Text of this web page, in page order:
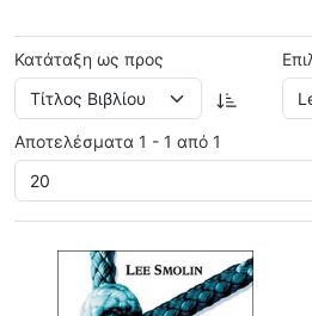
Κατάταξη ως προς
Αποτελέσματα 1 - 1 από 1